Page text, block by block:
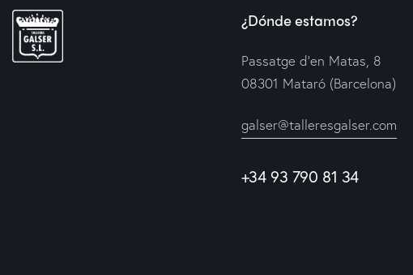
¿Dónde estamos?
Passatge d’en Matas, 8
08301 Mataró (Barcelona)
galser@talleresgalser.com
+34 93 790 81 34